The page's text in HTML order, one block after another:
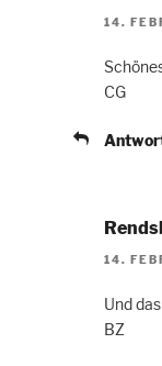
14.
CG
14.
Und
BZ